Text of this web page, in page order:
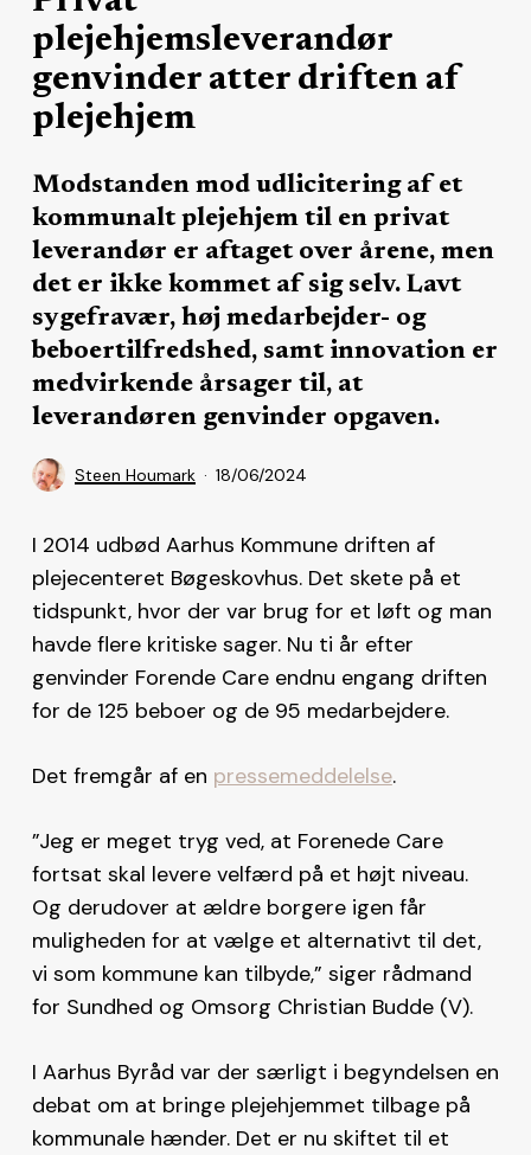
plejehjemsleverandør
genvinder atter driften af
plejehjem
Modstanden mod udlicitering af et
kommunalt plejehjem til en privat
leverandør er aftaget over årene, men
det er ikke kommet af sig selv. Lavt
sygefravær, høj medarbejder- og
beboertilfredshed, samt innovation er
medvirkende årsager til, at
leverandøren genvinder opgaven.
Steen Houmark 18/06/2024
I 2014 udbød Aarhus Kommune driften af
plejecenteret Bøgeskovhus. Det skete på et
tidspunkt, hvor der var brug for et løft og man
havde flere kritiske sager. Nu ti år efter
genvinder Forende Care endnu engang driften
for de 125 beboer og de 95 medarbejdere.
Det fremgår af en pressemeddelelse.
”Jeg er meget tryg ved, at Forenede Care
fortsat skal levere velfærd på et højt niveau.
Og derudover at ældre borgere igen får
muligheden for at vælge et alternativt til det,
vi som kommune kan tilbyde,” siger rådmand
for Sundhed og Omsorg Christian Budde (V).
I Aarhus Byråd var der særligt i begyndelsen en
debat om at bringe plejehjemmet tilbage på
kommunale hænder. Det er nu skiftet til et